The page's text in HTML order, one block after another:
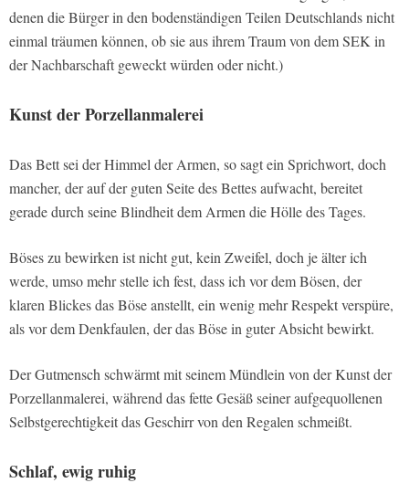
denen die Bürger in den bodenständigen Teilen Deutschlands nicht
einmal träumen können, ob sie aus ihrem Traum von dem SEK in
der Nachbarschaft geweckt würden oder nicht.)
Kunst der Porzellanmalerei
Das Bett sei der Himmel der Armen, so sagt ein Sprichwort, doch
mancher, der auf der guten Seite des Bettes aufwacht, bereitet
gerade durch seine Blindheit dem Armen die Hölle des Tages.
Böses zu bewirken ist nicht gut, kein Zweifel, doch je älter ich
werde, umso mehr stelle ich fest, dass ich vor dem Bösen, der
klaren Blickes das Böse anstellt, ein wenig mehr Respekt verspüre,
als vor dem Denkfaulen, der das Böse in guter Absicht bewirkt.
Der Gutmensch schwärmt mit seinem Mündlein von der Kunst der
Porzellanmalerei, während das fette Gesäß seiner aufgequollenen
Selbstgerechtigkeit das Geschirr von den Regalen schmeißt.
Schlaf, ewig ruhig